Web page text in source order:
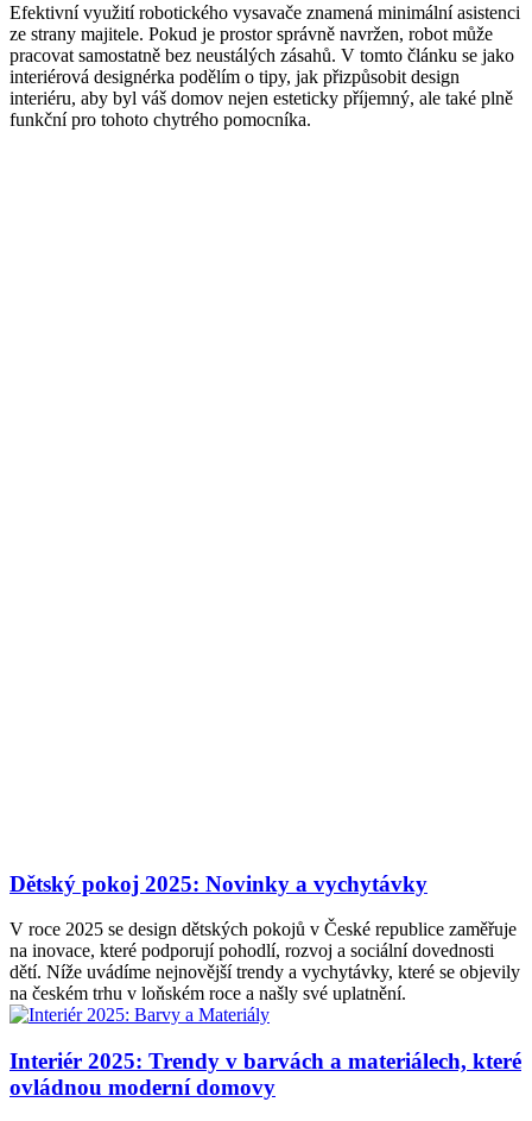
Efektivní využití robotického vysavače znamená minimální asistenci
ze strany majitele. Pokud je prostor správně navržen, robot může
pracovat samostatně bez neustálých zásahů. V tomto článku se jako
interiérová designérka podělím o tipy, jak přizpůsobit design
interiéru, aby byl váš domov nejen esteticky příjemný, ale také plně
funkční pro tohoto chytrého pomocníka.
Dětský pokoj 2025: Novinky a vychytávky
V roce 2025 se design dětských pokojů v České republice zaměřuje
na inovace, které podporují pohodlí, rozvoj a sociální dovednosti
dětí. Níže uvádíme nejnovější trendy a vychytávky, které se objevily
na českém trhu v loňském roce a našly své uplatnění.
Interiér 2025: Trendy v barvách a materiálech, které
ovládnou moderní domovy